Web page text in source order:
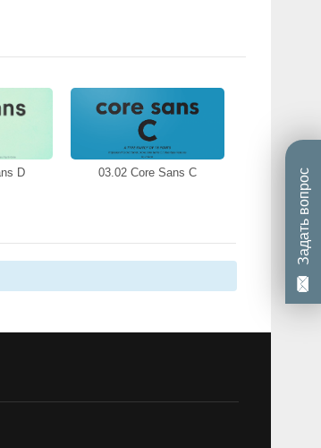
D 03.02 Core Sans C Задать вопрос